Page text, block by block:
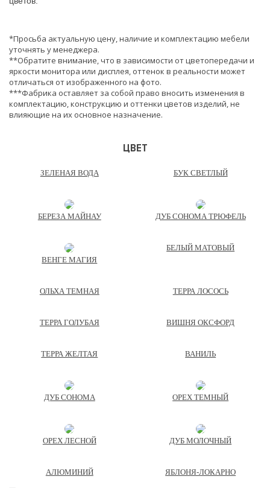
*Просьба актуальную цену, наличие и комплектацию мебели
уточнять у менеджера.
**Обратите внимание, что в зависимости от цветопередачи и
яркости монитора или дисплея, оттенок в реальности может
отличаться от изображенного на фото.
***Фабрика оставляет за собой право вносить изменения в
комплектацию, конструкцию и оттенки цветов изделий, не
влияющие на их основное назначение.
ЦВЕТ
ЗЕЛЕНАЯ ВОДА БУК СВЕТЛЫЙ
БЕРЕЗА МАЙНАУ ДУБ СОНОМА ТРЮФЕЛЬ
ВЕНГЕ МАГИЯ
БЕЛЫЙ МАТОВЫЙ
ОЛЬХА ТЕМНАЯ ТЕРРА ЛОСОСЬ
ТЕРРА ГОЛУБАЯ ВИШНЯ ОКСФОРД
ТЕРРА ЖЕЛТАЯ ВАНИЛЬ
ДУБ СОНОМА ОРЕХ ТЕМНЫЙ
ОРЕХ ЛЕСНОЙ ДУБ МОЛОЧНЫЙ
АЛЮМИНИЙ ЯБЛОНЯ-ЛОКАРНО